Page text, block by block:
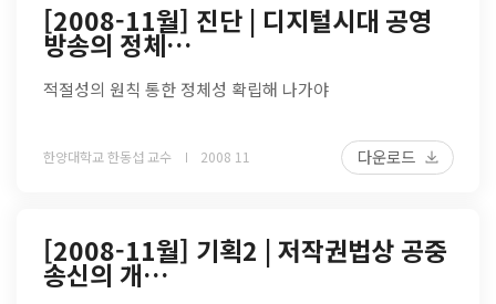
[2008-11월] 진단 | 디지털시대 공영
방송의 정체…
적절성의 원칙 통한 정체성 확립해 나가야
한양대학교 한동섭 교수 2008 11 다운로드
[2008-11월] 기획2 | 저작권법상 공중
송신의 개…